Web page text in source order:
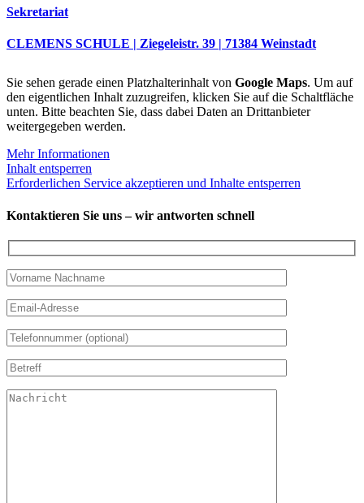
Sekretariat
CLEMENS SCHULE | Ziegeleistr. 39 | 71384 Weinstadt
Sie sehen gerade einen Platzhalterinhalt von Google Maps. Um auf
den eigentlichen Inhalt zuzugreifen, klicken Sie auf die Schaltfläche
unten. Bitte beachten Sie, dass dabei Daten an Drittanbieter
weitergegeben werden.
Mehr Informationen
Inhalt entsperren
Erforderlichen Service akzeptieren und Inhalte entsperren
Kontaktieren Sie uns – wir antworten schnell